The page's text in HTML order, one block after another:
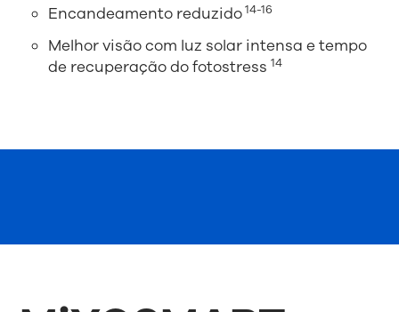
Encandeamento reduzido14-16
Melhor visão com luz solar intensa e tempo
de recuperação do fotostress14